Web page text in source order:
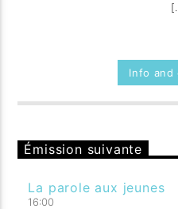
Info and
Émission suivante
La parole aux jeunes
16:00